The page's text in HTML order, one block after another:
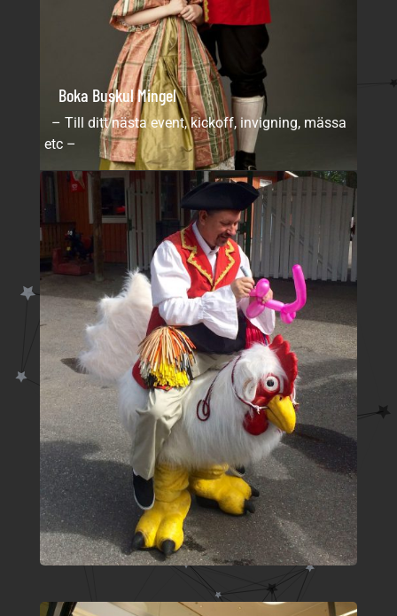
Boka Buskul Mingel
– Till ditt nästa event, kickoff, invigning, mässa
etc –